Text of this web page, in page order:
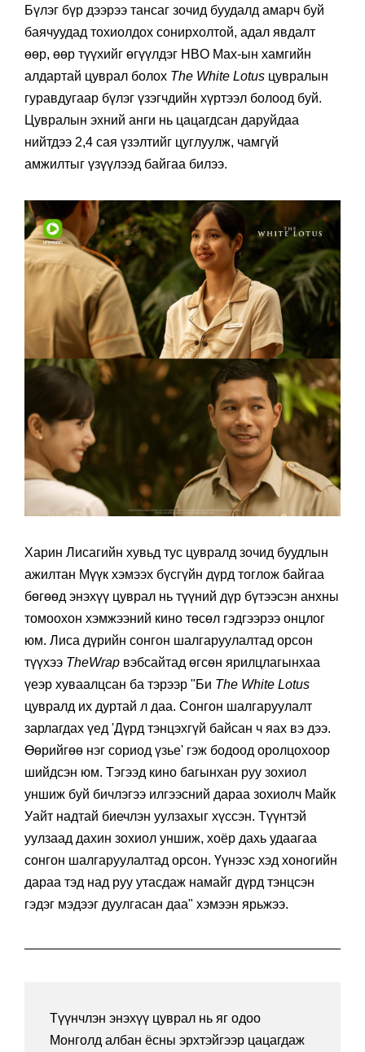
Бүлэг бүр дээрээ тансаг зочид буудалд амарч буй
баячуудад тохиолдох сонирхолтой, адал явдалт
өөр, өөр түүхийг өгүүлдэг HBO Max-ын хамгийн
алдартай цуврал болох The White Lotus цувралын
гуравдугаар бүлэг үзэгчдийн хүртээл болоод буй.
Цувралын эхний анги нь цацагдсан даруйдаа
нийтдээ 2,4 сая үзэлтийг цуглуулж, чамгүй
амжилтыг үзүүлээд байгаа билээ.
Харин Лисагийн хувьд тус цувралд зочид буудлын
ажилтан Мүүк хэмээх бүсгүйн дүрд тоглож байгаа
бөгөөд энэхүү цуврал нь түүний дүр бүтээсэн анхны
томоохон хэмжээний кино төсөл гэдгээрээ онцлог
юм. Лиса дүрийн сонгон шалгаруулалтад орсон
түүхээ TheWrap вэбсайтад өгсөн ярилцлагынхаа
үеэр хуваалцсан ба тэрээр "Би The White Lotus
цувралд их дуртай л даа. Сонгон шалгаруулалт
зарлагдах үед 'Дүрд тэнцэхгүй байсан ч яах вэ дээ.
Өөрийгөө нэг сориод үзье' гэж бодоод оролцохоор
шийдсэн юм. Тэгээд кино багынхан руу зохиол
уншиж буй бичлэгээ илгээсний дараа зохиолч Майк
Уайт надтай биечлэн уулзахыг хүссэн. Түүнтэй
уулзаад дахин зохиол уншиж, хоёр дахь удаагаа
сонгон шалгаруулалтад орсон. Үүнээс хэд хоногийн
дараа тэд над руу утасдаж намайг дүрд тэнцсэн
гэдэг мэдээг дуулгасан даа" хэмээн ярьжээ.
Түүнчлэн энэхүү цуврал нь яг одоо
Монголд албан ёсны эрхтэйгээр цацагдаж